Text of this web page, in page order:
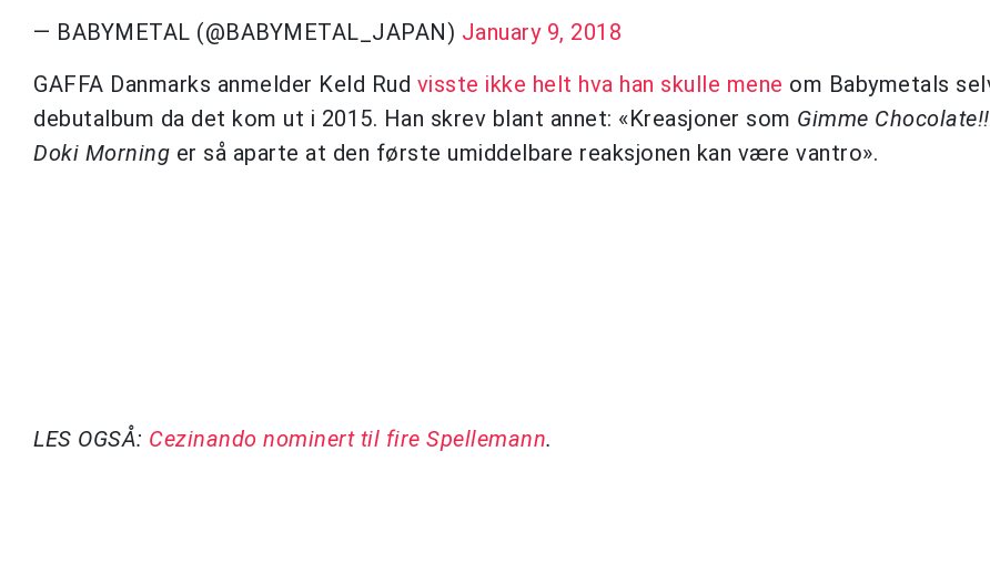
— BABYMETAL (@BABYMETAL_JAPAN) January 9, 2018
GAFFA Danmarks anmelder Keld Rud visste ikke helt hva han skulle mene om Babymetals
debutalbum da det kom ut i 2015. Han skrev blant annet: «Kreasjoner som Gimme Chocolate!!
Doki Morning er så aparte at den første umiddelbare reaksjonen kan være vantro».
LES OGSÅ: Cezinando nominert til fire Spellemann.